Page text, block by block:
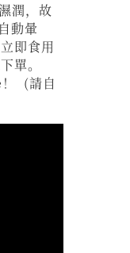
潤，故
動暈
即食用
單。
(請自